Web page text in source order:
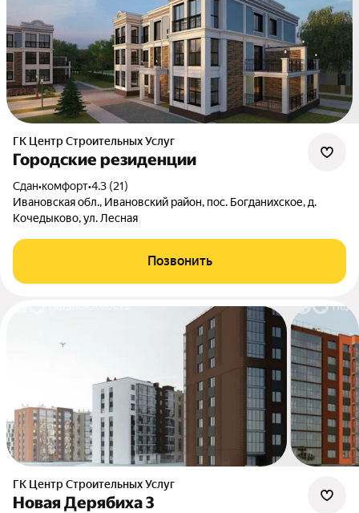
ГК Центр Строительных Услуг
Городские резиденции
Сдан•комфорт•4.3 (21)
Ивановская обл., Ивановский район, пос. Богданихское, д.
Кочедыково, ул. Лесная
Позвонить
ГК Центр Строительных Услуг
Новая Дерябиха 3